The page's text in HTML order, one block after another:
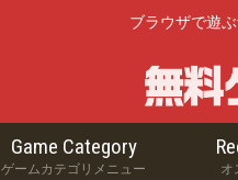
ブラウザで遊
Game Category
ゲームカテゴリメニュー オ